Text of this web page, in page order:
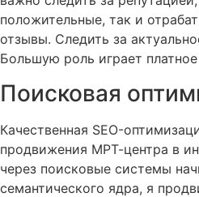
положительные, так и
отзывы. Следить за
Большую роль играет
Поисковая
Качественная SEO-
продвижения МРТ-центра в
через поисковые системы
семантического ядра, я